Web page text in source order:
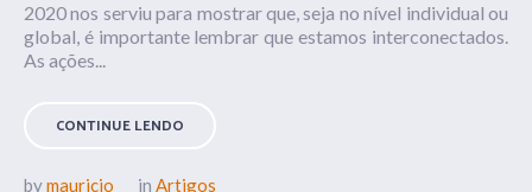
2020 nos serviu para mostrar que, seja no nível individual ou
global, é importante lembrar que estamos interconectados.
As ações...
CONTINUE LENDO
bymauricio in Artigos